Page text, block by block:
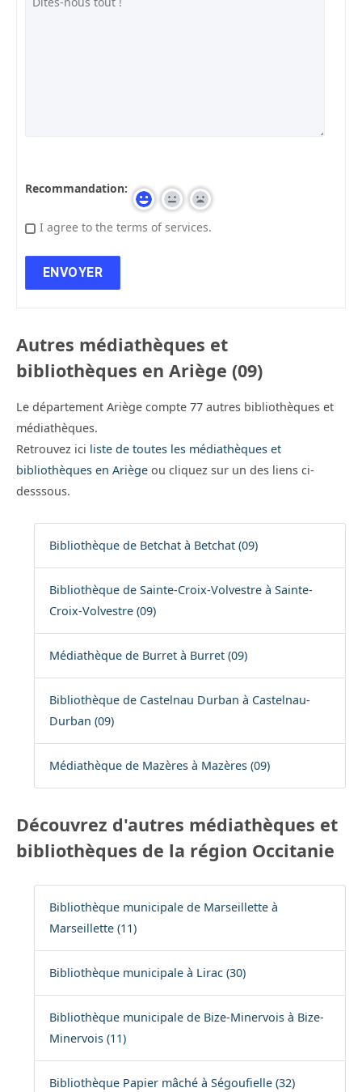
Recommandation:
I agree to the terms of services.
Autres médiathèques et
bibliothèques en Ariège (09)
Le département Ariège compte 77 autres bibliothèques et
médiathèques.
Retrouvez ici liste de toutes les médiathèques et
bibliothèques en Ariège ou cliquez sur un des liens ci-
desssous.
Bibliothèque de Betchat à Betchat (09)
Bibliothèque de Sainte-Croix-Volvestre à Sainte-
Croix-Volvestre (09)
Médiathèque de Burret à Burret (09)
Bibliothèque de Castelnau Durban à Castelnau-
Durban (09)
Médiathèque de Mazères à Mazères (09)
Découvrez d'autres médiathèques et
bibliothèques de la région Occitanie
Bibliothèque municipale de Marseillette à
Marseillette (11)
Bibliothèque municipale à Lirac (30)
Bibliothèque municipale de Bize-Minervois à Bize-
Minervois (11)
Bibliothèque Papier mâché à Ségoufielle (32)